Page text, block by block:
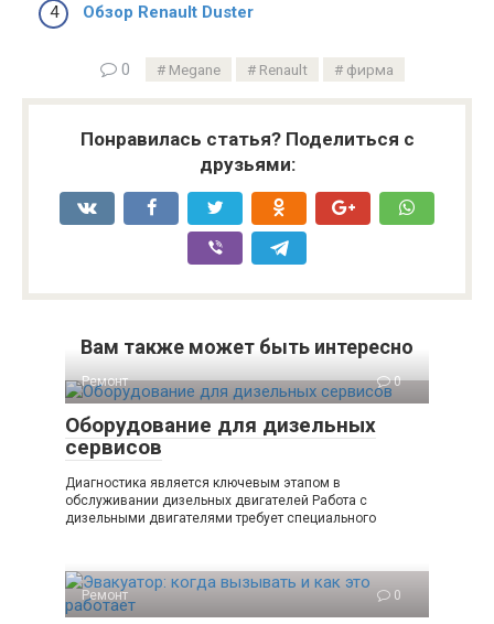
Обзор Renault Duster
0 Megane Renault фирма
Понравилась статья? Поделиться с
друзьями:
Вам также может быть интересно
Ремонт 0
Оборудование для дизельных
сервисов
Диагностика является ключевым этапом в
обслуживании дизельных двигателей Работа с
дизельными двигателями требует специального
Ремонт 0